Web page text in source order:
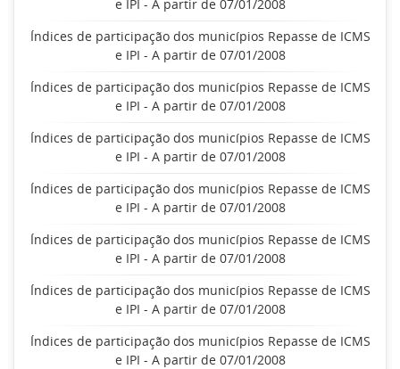
e IPI - A partir de 07/01/2008
Índices de participação dos municípios Repasse de ICMS
e IPI - A partir de 07/01/2008
Índices de participação dos municípios Repasse de ICMS
e IPI - A partir de 07/01/2008
Índices de participação dos municípios Repasse de ICMS
e IPI - A partir de 07/01/2008
Índices de participação dos municípios Repasse de ICMS
e IPI - A partir de 07/01/2008
Índices de participação dos municípios Repasse de ICMS
e IPI - A partir de 07/01/2008
Índices de participação dos municípios Repasse de ICMS
e IPI - A partir de 07/01/2008
Índices de participação dos municípios Repasse de ICMS
e IPI - A partir de 07/01/2008